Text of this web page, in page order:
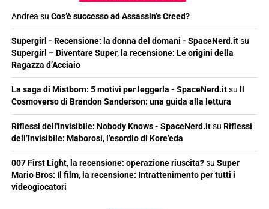
Andrea su Cos’è successo ad Assassin’s Creed?
Supergirl - Recensione: la donna del domani - SpaceNerd.itsu
Supergirl – Diventare Super, la recensione: Le origini della
Ragazza d’Acciaio
La saga di Mistborn: 5 motivi per leggerla - SpaceNerd.itsu Il
Cosmoverso di Brandon Sanderson: una guida alla lettura
Riflessi dell'Invisibile: Nobody Knows - SpaceNerd.itsu Riflessi
dell’Invisibile: Maborosi, l’esordio di Kore’eda
007 First Light, la recensione: operazione riuscita?su Super
Mario Bros: Il film, la recensione: Intrattenimento per tutti i
videogiocatori